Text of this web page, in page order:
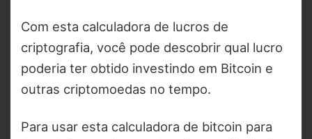
Com esta calculadora de lucros de
criptografia, você pode descobrir qual lucro
poderia ter obtido investindo em Bitcoin e
outras criptomoedas no tempo.
Para usar esta calculadora de bitcoin para